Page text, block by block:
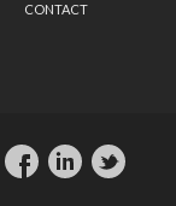
CONTACT